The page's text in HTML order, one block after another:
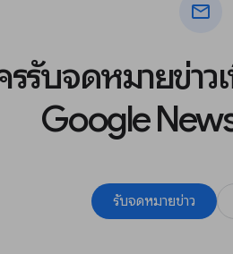
mail
รับจดหมายข่า
Google
รับจดหมายข่าว